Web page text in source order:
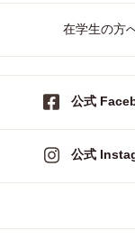
在学生の方
公式
公式